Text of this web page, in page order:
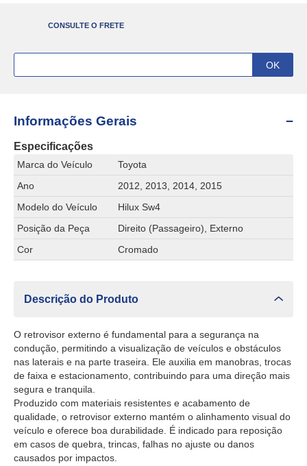
CONSULTE O FRETE
Informações Gerais
Especificações
Marca do Veículo
Toyota
Ano
2012, 2013, 2014, 2015
Modelo do Veículo
Hilux Sw4
Posição da Peça
Direito (Passageiro), Externo
Cor
Cromado
Descrição do Produto
O retrovisor externo é fundamental para a segurança na
condução, permitindo a visualização de veículos e obstáculos
nas laterais e na parte traseira. Ele auxilia em manobras, trocas
de faixa e estacionamento, contribuindo para uma direção mais
segura e tranquila.
Produzido com materiais resistentes e acabamento de
qualidade, o retrovisor externo mantém o alinhamento visual do
veículo e oferece boa durabilidade. É indicado para reposição
em casos de quebra, trincas, falhas no ajuste ou danos
causados por impactos.